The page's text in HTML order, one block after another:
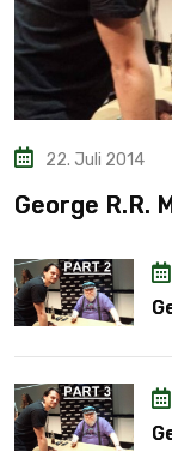
22. Juli 2014
George R.R.